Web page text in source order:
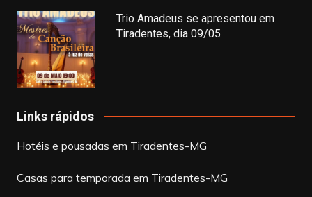
Trio Amadeus se apresentou em
Tiradentes, dia 09/05
Links rápidos
Hotéis e pousadas em Tiradentes-MG
Casas para temporada em Tiradentes-MG